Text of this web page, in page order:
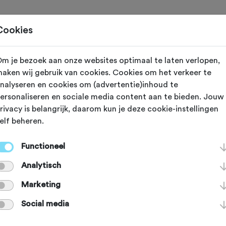
Gewijzigd op 17 juni 2024
de eerste Ronde van Vlaanderen
de renners geen hellingen te
De onverharde wegen waren
de renners heel wat
je bezoek aan onze websites optimaal te laten verlopen,
wij gebruik van cookies. Cookies om het verkeer te
en cookies om (advertentie)inhoud te
en sociale media content aan te bieden. Jouw
is belangrijk, daarom kun je deze cookie-instellingen
beheren.
Functioneel
Analytisch
Marketing
Social media